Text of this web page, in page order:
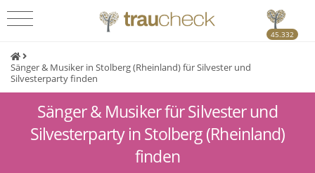
45.332
Sänger & Musiker in Stolberg (Rheinland) für Silvester und
Silvesterparty finden
Sänger & Musiker für Silvester und
Silvesterparty in Stolberg (Rheinland)
finden